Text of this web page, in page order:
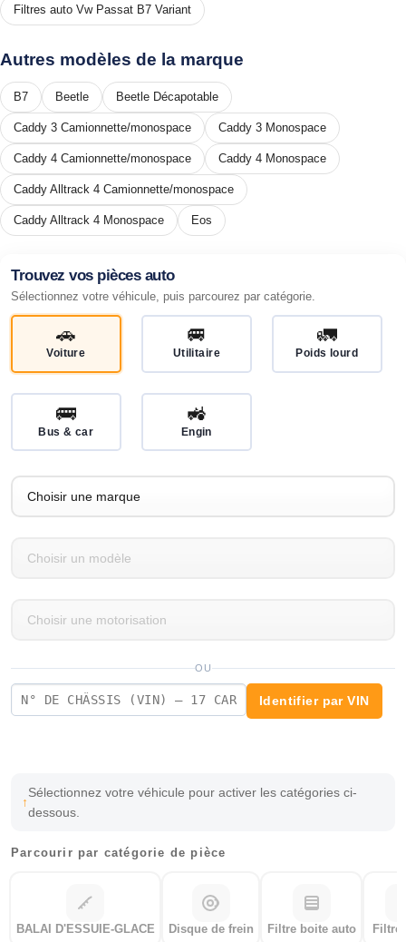
Filtres auto Vw Passat B7 Variant
Autres modèles de la marque
B7 Beetle Beetle Décapotable
Caddy 3 Camionnette/monospace Caddy 3 Monospace
Caddy 4 Camionnette/monospace Caddy 4 Monospace
Caddy Alltrack 4 Camionnette/monospace
Caddy Alltrack 4 Monospace Eos
Trouvez vos pièces auto
Sélectionnez votre véhicule, puis parcourez par catégorie.
🚗
Voiture
🚐
Utilitaire
🚛
Poids lourd
🚌
Bus & car
🚜
Engin
OU
Identifier par VIN
Sélectionnez votre véhicule pour activer les catégories ci-
dessous.
Parcourir par catégorie de pièce
BALAI D'ESSUIE-GLACE Disque de frein Filtre boite auto